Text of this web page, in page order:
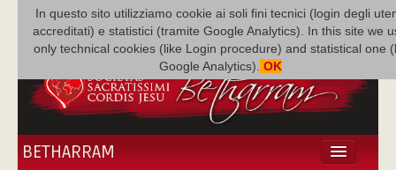
In questo sito utilizziamo cookie ai soli fini tecnici (login degli
accreditati) e statistici (tramite Google Analytics). In this site we
only technical cookies (like Login procedure) and statistical one
Google Analytics). OK
BETHARRAM